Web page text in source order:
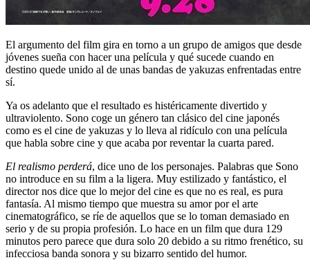
El argumento del film gira en torno a un grupo de amigos que desde
jóvenes sueña con hacer una película y qué sucede cuando en
destino quede unido al de unas bandas de yakuzas enfrentadas entre
sí.
Ya os adelanto que el resultado es histéricamente divertido y
ultraviolento. Sono coge un género tan clásico del cine japonés
como es el cine de yakuzas y lo lleva al ridículo con una película
que habla sobre cine y que acaba por reventar la cuarta pared.
El realismo perderá, dice uno de los personajes. Palabras que Sono
no introduce en su film a la ligera. Muy estilizado y fantástico, el
director nos dice que lo mejor del cine es que no es real, es pura
fantasía. Al mismo tiempo que muestra su amor por el arte
cinematográfico, se ríe de aquellos que se lo toman demasiado en
serio y de su propia profesión. Lo hace en un film que dura 129
minutos pero parece que dura solo 20 debido a su ritmo frenético, su
infecciosa banda sonora y su bizarro sentido del humor.